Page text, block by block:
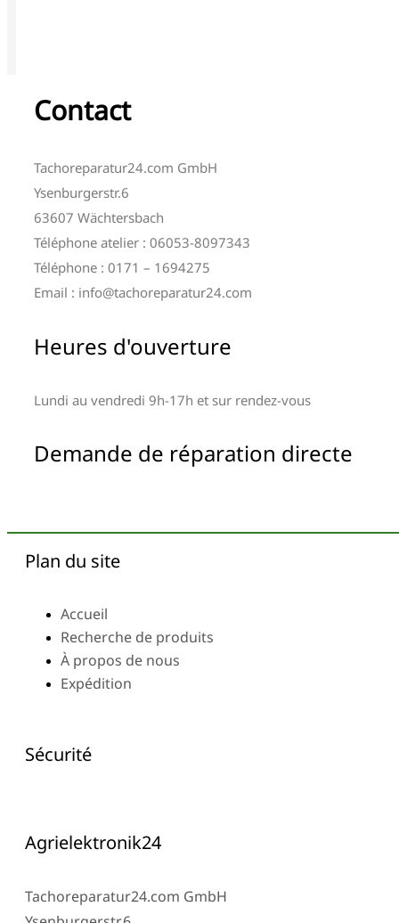
Contact
Tachoreparatur24.com GmbH
Ysenburgerstr.6
63607 Wächtersbach
Téléphone atelier : 06053-8097343
Téléphone : 0171 – 1694275
Email : info@tachoreparatur24.com
Heures d'ouverture
Lundi au vendredi 9h-17h et sur rendez-vous
Demande de réparation directe
Plan du site
Accueil
Recherche de produits
À propos de nous
Expédition
Sécurité
Agrielektronik24
Tachoreparatur24.com GmbH